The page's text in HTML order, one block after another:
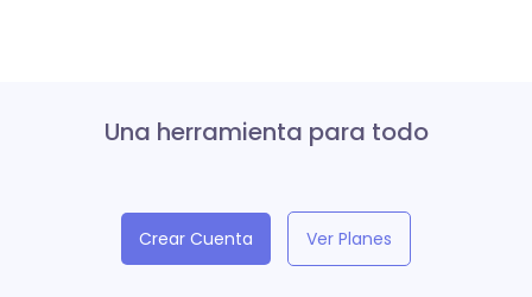
Una herramienta para todo
Crear Cuenta Ver Planes